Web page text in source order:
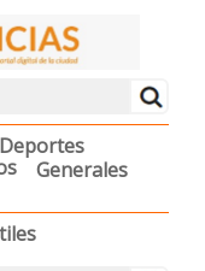
Deportes
Generales